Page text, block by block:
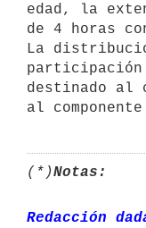
edad, la
de 4 horas
La
participación
destinado al
al
(*)Notas:
Redacción